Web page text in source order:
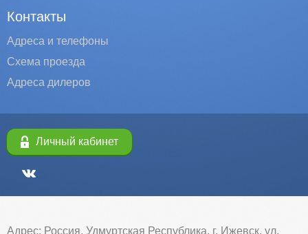
Контакты
Адреса и телефоны
Схема проезда
Адреса дилеров
Личный кабинет
Адрес: Россия, Удмуртская Республика, г. Ижевск, ул.